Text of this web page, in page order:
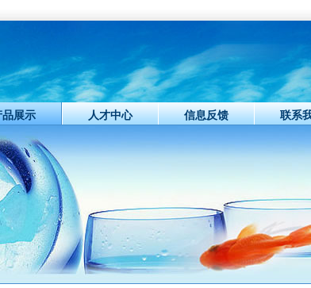
品展示 人才中心 信息反馈 联系